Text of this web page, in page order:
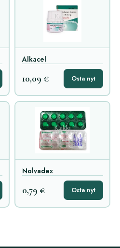
Alkacel
10,09 € Osta nyt
Nolvadex
0,79 € Osta nyt